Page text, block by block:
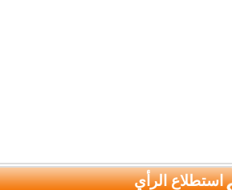
استطلاع الرأي